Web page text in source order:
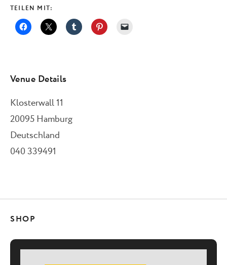
TEILEN MIT:
Venue Details
Klosterwall 11
20095 Hamburg
Deutschland
040 339491
SHOP